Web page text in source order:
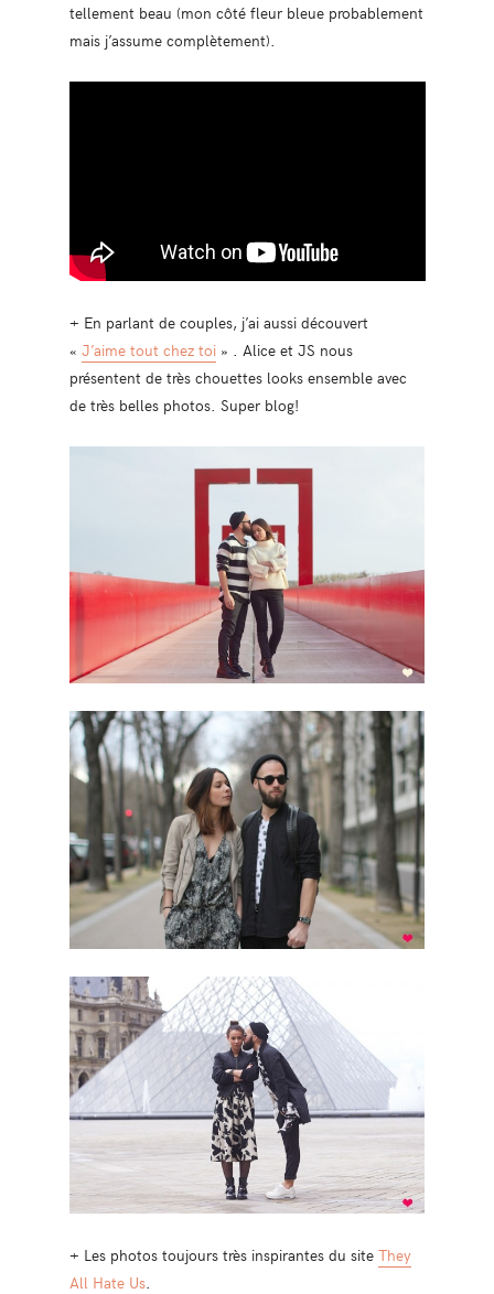
tellement beau (mon côté fleur bleue probablement
mais j’assume complètement).
+ En parlant de couples, j’ai aussi découvert
« J’aime tout chez toi» . Alice et JS nous
présentent de très chouettes looks ensemble avec
de très belles photos. Super blog!
+ Les photos toujours très inspirantes du site They
All Hate Us.